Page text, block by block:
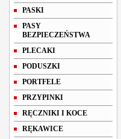
PASKI
PASY
BEZPIECZEŃSTWA
PLECAKI
PODUSZKI
PORTFELE
PRZYPINKI
RĘCZNIKI I KOCE
RĘKAWICE